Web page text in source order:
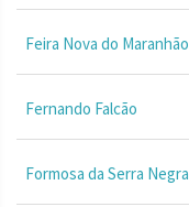
Feira Nova do Maranhão
Fernando Falcão
Formosa da Serra Negra